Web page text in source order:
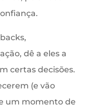
dê a eles a
certas decisões.
(e vão
um momento de